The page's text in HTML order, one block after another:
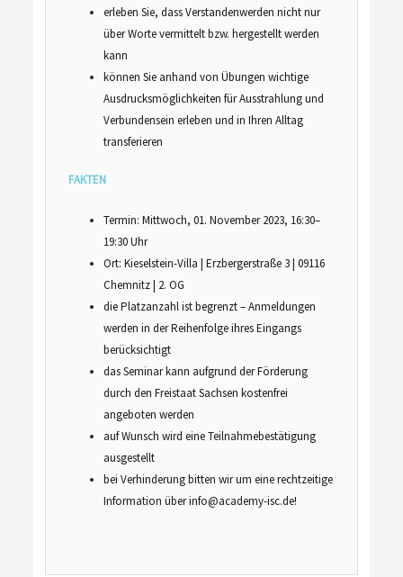
erleben Sie, dass Verstandenwerden nicht nur
über Worte vermittelt bzw. hergestellt werden
kann
können Sie anhand von Übungen wichtige
Ausdrucksmöglichkeiten für Ausstrahlung und
Verbundensein erleben und in Ihren Alltag
transferieren
FAKTEN
Termin: Mittwoch, 01. November 2023, 16:30–
19:30 Uhr
Ort: Kieselstein-Villa | Erzbergerstraße 3 | 09116
Chemnitz | 2. OG
die Platzanzahl ist begrenzt – Anmeldungen
werden in der Reihenfolge ihres Eingangs
berücksichtigt
das Seminar kann aufgrund der Förderung
durch den Freistaat Sachsen kostenfrei
angeboten werden
auf Wunsch wird eine Teilnahmebestätigung
ausgestellt
bei Verhinderung bitten wir um eine rechtzeitige
Information über info@academy-isc.de!